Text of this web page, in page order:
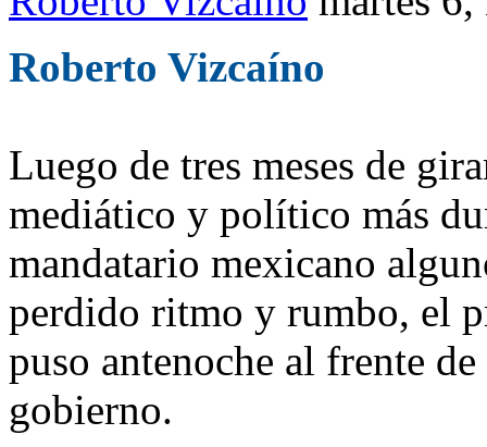
Roberto Vizcaíno
Luego de tres meses de
mediático y político más
mandatario mexicano
perdido ritmo y rumbo, el
puso antenoche al frente
gobierno.